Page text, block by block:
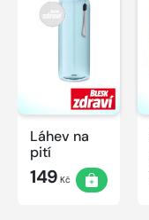
Láhev na
pití
149 Kč